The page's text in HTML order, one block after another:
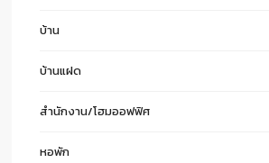
บ้าน
บ้านแฝด
สำนักงาน/โฮมออฟฟิศ
หอพัก